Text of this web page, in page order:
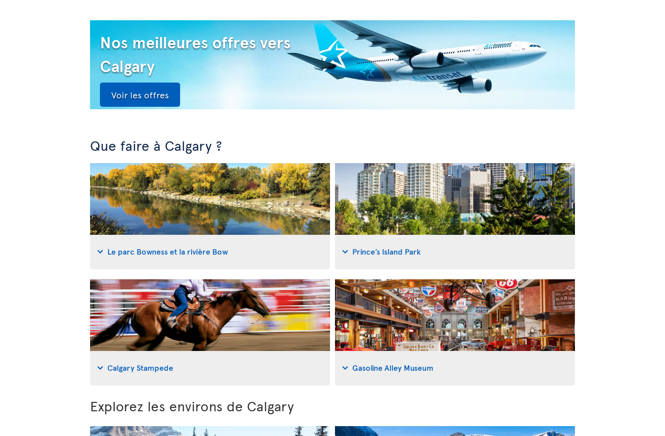
Nos meilleures offres vers
Calgary
Voir les offres
Que faire à Calgary ?
Le parc Bowness et la rivière Bow Prince’s Island Park
Calgary Stampede Gasoline Alley Museum
Explorez les environs de Calgary